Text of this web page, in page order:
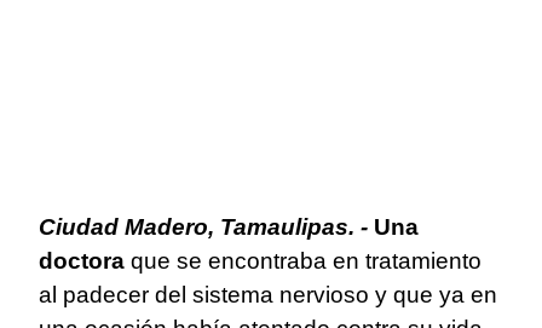
Ciudad Madero, Tamaulipas. - Una
doctora que se encontraba en tratamiento
al padecer del sistema nervioso y que ya en